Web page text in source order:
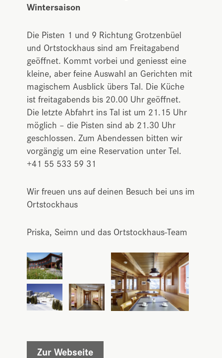
Wintersaison
Die Pisten 1 und 9 Richtung Grotzenbüel
und Ortstockhaus sind am Freitagabend
geöffnet. Kommt vorbei und geniesst eine
kleine, aber feine Auswahl an Gerichten mit
magischem Ausblick übers Tal. Die Küche
ist freitagabends bis 20.00 Uhr geöffnet.
Die letzte Abfahrt ins Tal ist um 21.15 Uhr
möglich – die Pisten sind ab 21.30 Uhr
geschlossen. Zum Abendessen bitten wir
vorgängig um eine Reservation unter Tel.
+41 55 533 59 31
Wir freuen uns auf deinen Besuch bei uns im
Ortstockhaus
Priska, Seimn und das Ortstockhaus-Team
Zur Webseite